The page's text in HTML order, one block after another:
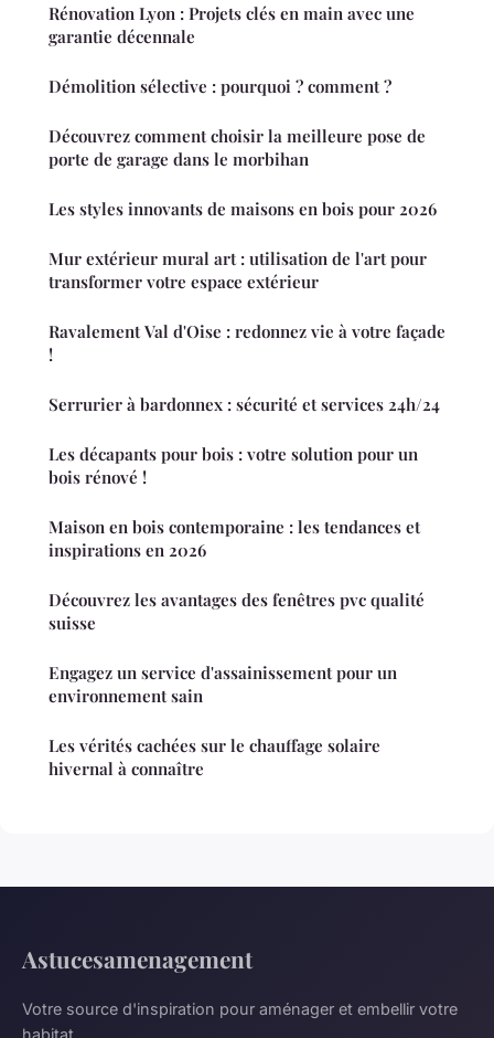
Rénovation Lyon : Projets clés en main avec une
garantie décennale
Démolition sélective : pourquoi ? comment ?
Découvrez comment choisir la meilleure pose de
porte de garage dans le morbihan
Les styles innovants de maisons en bois pour 2026
Mur extérieur mural art : utilisation de l'art pour
transformer votre espace extérieur
Ravalement Val d'Oise : redonnez vie à votre façade
!
Serrurier à bardonnex : sécurité et services 24h/24
Les décapants pour bois : votre solution pour un
bois rénové !
Maison en bois contemporaine : les tendances et
inspirations en 2026
Découvrez les avantages des fenêtres pvc qualité
suisse
Engagez un service d'assainissement pour un
environnement sain
Les vérités cachées sur le chauffage solaire
hivernal à connaître
Astucesamenagement
Votre source d'inspiration pour aménager et embellir votre